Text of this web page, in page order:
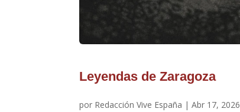
Leyendas de Zaragoza
por Redacción Vive España |Abr 17, 2026